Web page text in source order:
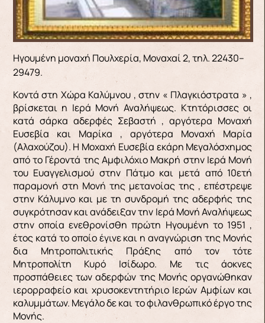
Ηγουμένη μοναχή Πουλχερία, Μοναχαί 2, τηλ. 22430–
29479.
Κοντά στη Χώρα Καλύμνου , στην « Πλαγκιόστρατα » ,
βρίσκεται η Ιερά Μονή Αναλήψεως. Κτητόρισσες οι
κατά σάρκα αδερφές Σεβαστή , αργότερα Μοναχή
Ευσεβία και Μαρίκα , αργότερα Μοναχή Μαρία
(Αλαχούζου). Η Μοχαχή Ευσεβία εκάρη Μεγαλόσχημος
από το Γέροντά της Αμφιλόχιο Μακρή στην Ιερά Μονή
του Ευαγγελισμού στην Πάτμο και μετά από 10ετή
παραμονή στη Μονή της μετανοίας της , επέστρεψε
στην Κάλυμνο και με τη συνδρομή της αδερφής της
συγκρότησαν και ανάδειξαν την Ιερά Μονή Αναλήψεως
στην οποία ενεθρονίσθη πρώτη Ηγουμένη το 1951 ,
έτος κατά το οποίο έγινε και η αναγνώριση της Μονής
δια Μητροπολιτικής Πράξης από τον τότε
Μητροπολίτη Κυρό Ισίδωρο. Με τις άοκνες
προσπάθειες των αδερφών της Μονής οργανώθηκαν
ιερορραφείο και χρυσοκεντητήριο Ιερών Αμφίων και
καλυμμάτων. Μεγάλο δε και το φιλανθρωπικό έργο της
Μονής.